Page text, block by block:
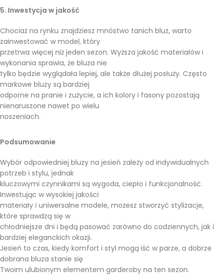
5. Inwestycja w jakość
Chociaż na rynku znajdziesz mnóstwo tanich bluz, warto
zainwestować w model, który
przetrwa więcej niż jeden sezon. Wyższa jakość materiałów i
wykonania sprawia, że bluza nie
tylko będzie wyglądała lepiej, ale także dłużej posłuży. Często
markowe bluzy są bardziej
odporne na pranie i zużycie, a ich kolory i fasony pozostają
nienaruszone nawet po wielu
noszeniach.
Podsumowanie
Wybór odpowiedniej bluzy na jesień zależy od indywidualnych
potrzeb i stylu, jednak
kluczowymi czynnikami są wygoda, ciepło i funkcjonalność.
Inwestując w wysokiej jakości
materiały i uniwersalne modele, możesz stworzyć stylizacje,
które sprawdzą się w
chłodniejsze dni i będą pasować zarówno do codziennych, jak i
bardziej eleganckich okazji.
Jesień to czas, kiedy komfort i styl mogą iść w parze, a dobrze
dobrana bluza stanie się
Twoim ulubionym elementem garderoby na ten sezon.